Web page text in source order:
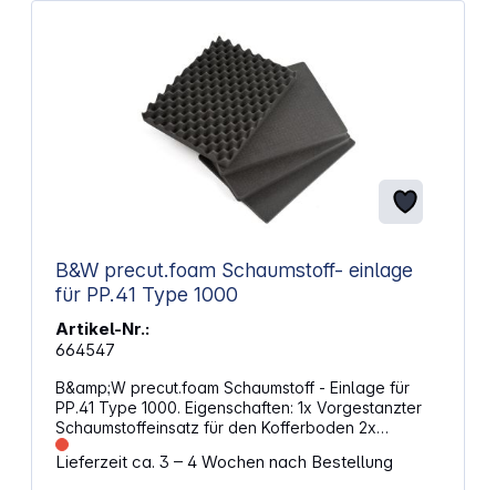
B&W precut.foam Schaumstoff- einlage
für PP.41 Type 1000
Artikel-Nr.:
664547
B&amp;W precut.foam Schaumstoff - Einlage für
PP.41 Type 1000. Eigenschaften: 1x Vorgestanzter
Schaumstoffeinsatz für den Kofferboden 2x
individuell anpassbar Würfelschaum 1x
Noppenschaum für den Deckel Schützt dein
Lieferzeit ca. 3 – 4 Wochen nach Bestellung